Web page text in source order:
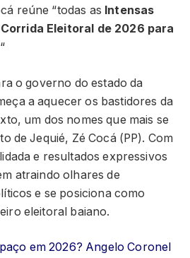
reúne “todas as Intensas
Eleitoral de 2026 para
“
o governo do estado da
a aquecer os bastidores da
um dos nomes que mais se
de Jequié, Zé Cocá (PP). Com
e resultados expressivos
atraindo olhares de
e se posiciona como
eleitoral baiano.
em 2026? Angelo Coronel